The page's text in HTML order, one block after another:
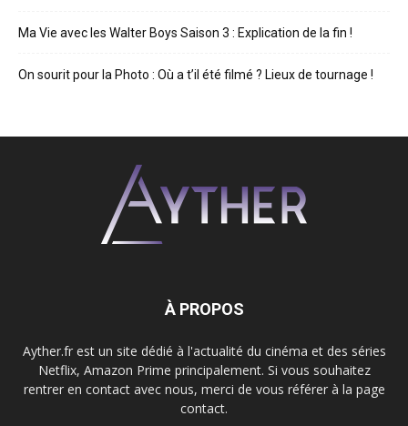
Ma Vie avec les Walter Boys Saison 3 : Explication de la fin !
On sourit pour la Photo : Où a t’il été filmé ? Lieux de tournage !
À PROPOS
Ayther.fr est un site dédié à l'actualité du cinéma et des séries
Netflix, Amazon Prime principalement. Si vous souhaitez
rentrer en contact avec nous, merci de vous référer à la page
contact.